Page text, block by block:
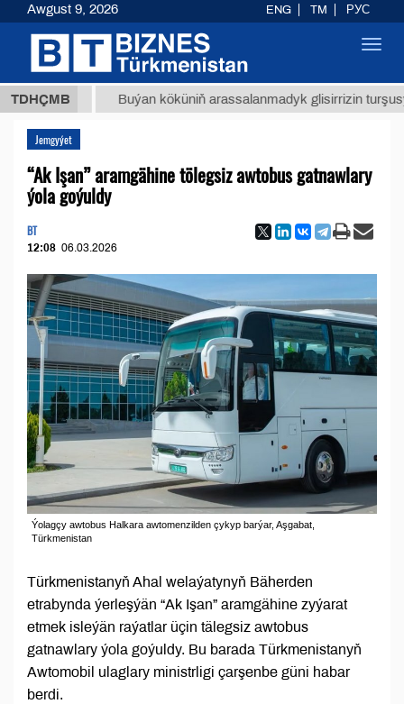
TDHÇMB
ТМТ Buýan köküniň arassalanmadyk glisirrizin turşusy (t.)
Jemgyýet
“Ak Işan” aramgähine tölegsiz awtobus gatnawlary
ýola goýuldy
BT
12:08 06.03.2026
Ýolagçy awtobus Halkara awtomenzilden çykyp barýar, Aşgabat,
Türkmenistan
Türkmenistanyň Ahal welaýatynyň Bäherden
etrabynda ýerleşýän “Ak Işan” aramgähine zyýarat
etmek isleýän raýatlar üçin tälegsiz awtobus
gatnawlary ýola goýuldy. Bu barada Türkmenistanyň
Awtomobil ulaglary ministrligi çarşenbe güni habar
berdi.
Awgust 9, 2026 ENG TM РУС